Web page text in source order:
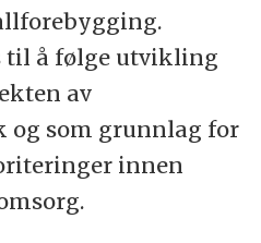
til å følge utvikling
av
og som grunnlag for
innen